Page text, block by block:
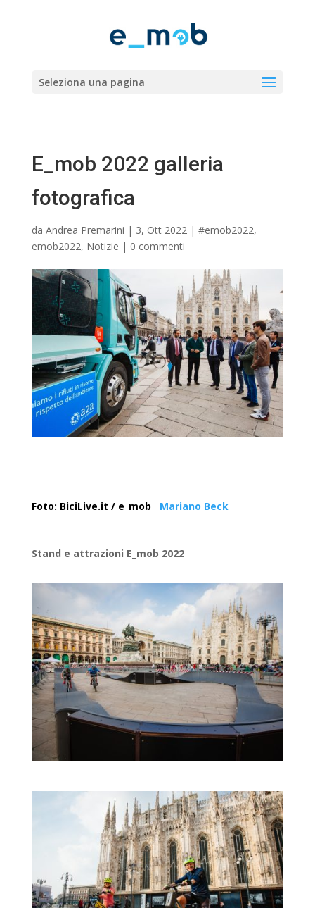
Seleziona una pagina
E_mob 2022 galleria
fotografica
da Andrea Premarini | 3, Ott 2022| #emob2022,
emob2022, Notizie | 0 commenti
Foto: BiciLive.it / e_mob Mariano Beck
Stand e attrazioni E_mob 2022